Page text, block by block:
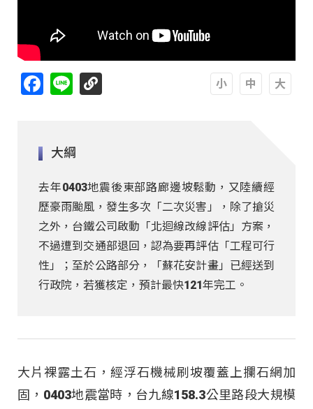
Facebook
Line
大綱
去年0403地震後東部路廊邊坡鬆動，又陸續經
歷豪雨颱風，發生多次「二次災害」，除了搶災
之外，台鐵公司啟動「北迴線改線評估」方案，
不過遭到交通部退回，認為要再評估「工程可行
性」；至於公路部分，「蘇花安計畫」已經送到
行政院，若獲核定，預計最快121年完工。
大片裸露土石，經浮石機械刷坡覆蓋上攔石網加
固，0403地震當時，台九線158.3公里路段大規模